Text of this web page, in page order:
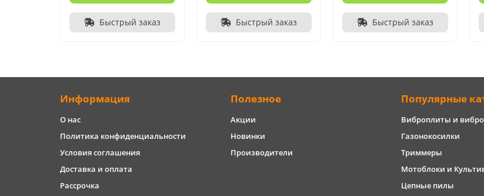
Быстрый заказ Быстрый заказ Быстрый заказ
Информация
О нас
Политика конфиденциальности
Условия соглашения
Доставка и оплата
Рассрочка
Полезное
Акции
Новинки
Производители
Популярные
Виброплиты и
Газонокосилки
Триммеры
Мотоблоки и
Цепные пилы